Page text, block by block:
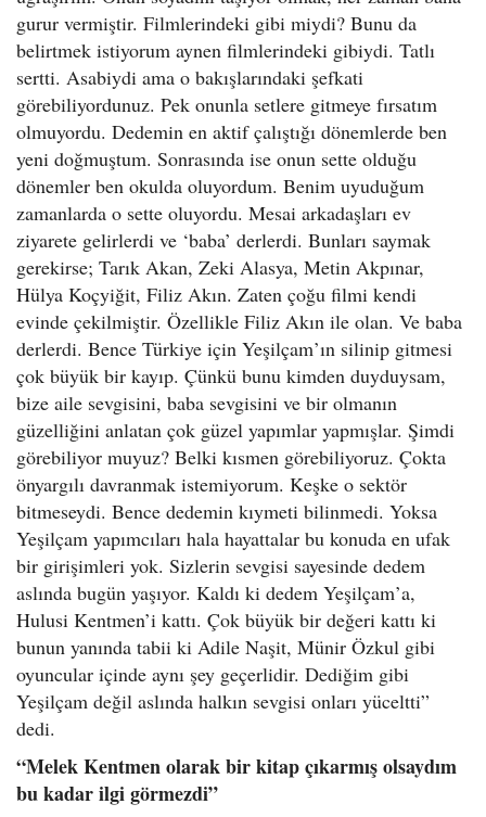
gurur vermiştir. Filmlerindeki gibi miydi? Bunu da
belirtmek istiyorum aynen filmlerindeki gibiydi. Tatlı
sertti. Asabiydi ama o bakışlarındaki şefkati
görebiliyordunuz. Pek onunla setlere gitmeye fırsatım
olmuyordu. Dedemin en aktif çalıştığı dönemlerde ben
yeni doğmuştum. Sonrasında ise onun sette olduğu
dönemler ben okulda oluyordum. Benim uyuduğum
zamanlarda o sette oluyordu. Mesai arkadaşları ev
ziyarete gelirlerdi ve ‘baba’ derlerdi. Bunları saymak
gerekirse; Tarık Akan, Zeki Alasya, Metin Akpınar,
Hülya Koçyiğit, Filiz Akın. Zaten çoğu filmi kendi
evinde çekilmiştir. Özellikle Filiz Akın ile olan. Ve baba
derlerdi. Bence Türkiye için Yeşilçam’ın silinip gitmesi
çok büyük bir kayıp. Çünkü bunu kimden duyduysam,
bize aile sevgisini, baba sevgisini ve bir olmanın
güzelliğini anlatan çok güzel yapımlar yapmışlar. Şimdi
görebiliyor muyuz? Belki kısmen görebiliyoruz. Çokta
önyargılı davranmak istemiyorum. Keşke o sektör
bitmeseydi. Bence dedemin kıymeti bilinmedi. Yoksa
Yeşilçam yapımcıları hala hayattalar bu konuda en ufak
bir girişimleri yok. Sizlerin sevgisi sayesinde dedem
aslında bugün yaşıyor. Kaldı ki dedem Yeşilçam’a,
Hulusi Kentmen’i kattı. Çok büyük bir değeri kattı ki
bunun yanında tabii ki Adile Naşit, Münir Özkul gibi
oyuncular içinde aynı şey geçerlidir. Dediğim gibi
Yeşilçam değil aslında halkın sevgisi onları yüceltti”
dedi.
“Melek Kentmen olarak bir kitap çıkarmış olsaydım
bu kadar ilgi görmezdi”